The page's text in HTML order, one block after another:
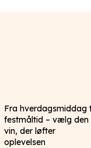
Fra hverdagsmiddag
festmåltid – vælg den
vin, der løfter
oplevelsen